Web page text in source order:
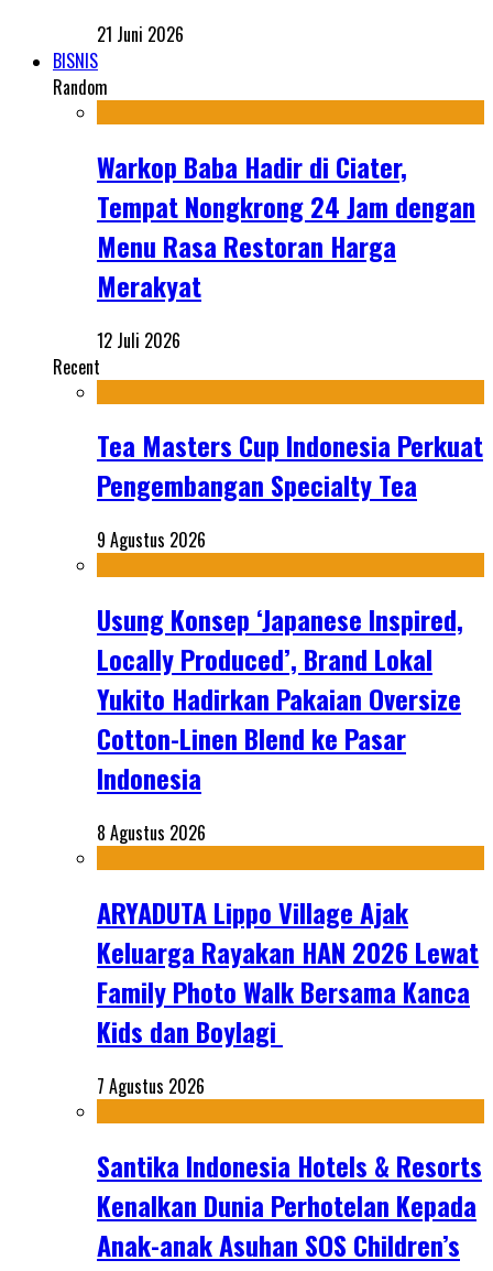
21 Juni 2026
BISNIS
Random
Warkop Baba Hadir di Ciater,
Tempat Nongkrong 24 Jam dengan
Menu Rasa Restoran Harga
Merakyat
12 Juli 2026
Recent
Tea Masters Cup Indonesia Perkuat
Pengembangan Specialty Tea
9 Agustus 2026
Usung Konsep ‘Japanese Inspired,
Locally Produced’, Brand Lokal
Yukito Hadirkan Pakaian Oversize
Cotton-Linen Blend ke Pasar
Indonesia
8 Agustus 2026
ARYADUTA Lippo Village Ajak
Keluarga Rayakan HAN 2026 Lewat
Family Photo Walk Bersama Kanca
Kids dan Boylagi
7 Agustus 2026
Santika Indonesia Hotels & Resorts
Kenalkan Dunia Perhotelan Kepada
Anak-anak Asuhan SOS Children’s